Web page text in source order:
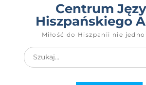
Centrum
Hiszpańskiego
Miłość do Hiszpanii nie